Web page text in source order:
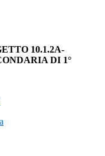
10.1.2A-
DI 1°